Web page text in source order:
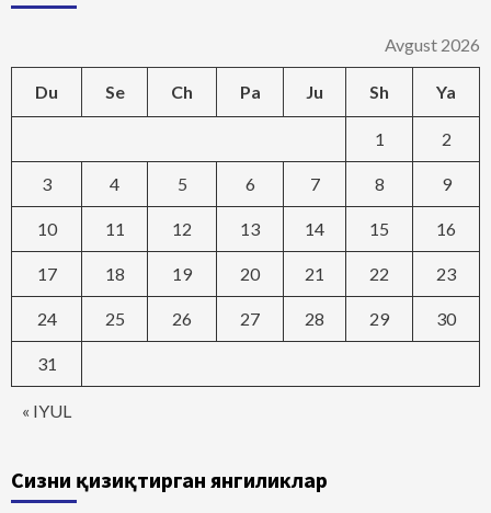
Avgust 2026
Du Se Ch Pa Ju Sh Ya
« IYUL
1 2
3 4 5 6 7 8 9
10 11 12 13 14 15 16
17 18 19 20 21 22 23
24 25 26 27 28 29 30
31
Сизни қизиқтирган янгиликлар